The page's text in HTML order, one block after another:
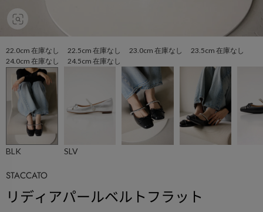
22.0cm 在庫なし 22.5cm 在庫なし 23.0cm 在庫なし 23.5cm 在庫なし
24.0cm 在庫なし 24.5cm 在庫なし
BLK SLV
STACCATO
リディアパールベルトフラット